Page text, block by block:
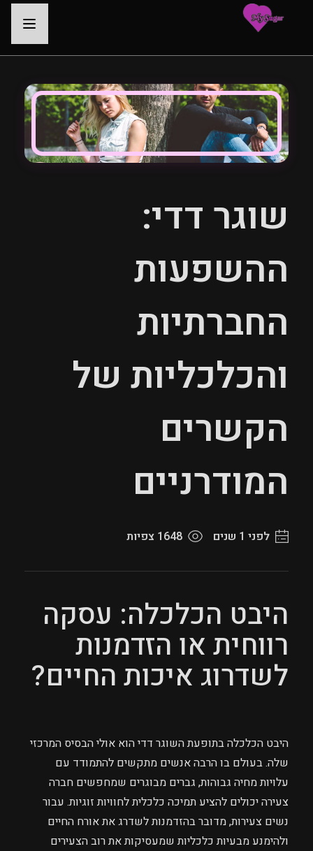
-
שוגר דדי:
ההשפעות
החברתיות
והכלכליות של
הקשרים
המודרניים
לפני 1 שנים 1648 צפיות
היבט הכלכלה: עסקה
רווחית או הזדמנות
לשדרוג איכות החיים?
היבט הכלכלה בתופעת השוגר דדי הוא אולי הבסיס המרכזי
שלה. בעולם בו הרבה אנשים מתקשים להתמודד עם
עלויות מחיה גבוהות, גברים מבוגרים שמחפשים חברה
צעירה יכולים להציע תמיכה כלכלית לחוויות זוגיות. עבור
נשים צעירות, מדובר בהזדמנות לשדרג את אורח החיים
ולהימנע מבעיות כלכליות שמעסיקות את רוב הצעירים